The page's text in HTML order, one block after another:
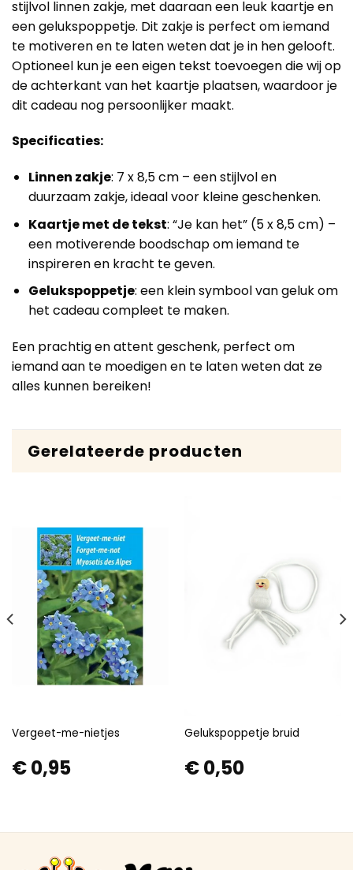
stijlvol linnen zakje, met daaraan een leuk kaartje en
een gelukspoppetje. Dit zakje is perfect om iemand
te motiveren en te laten weten dat je in hen gelooft.
Optioneel kun je een eigen tekst toevoegen die wij op
de achterkant van het kaartje plaatsen, waardoor je
dit cadeau nog persoonlijker maakt.
Specificaties:
Linnen zakje: 7 x 8,5 cm – een stijlvol en
duurzaam zakje, ideaal voor kleine geschenken.
Kaartje met de tekst: “Je kan het” (5 x 8,5 cm) –
een motiverende boodschap om iemand te
inspireren en kracht te geven.
Gelukspoppetje: een klein symbool van geluk om
het cadeau compleet te maken.
Een prachtig en attent geschenk, perfect om
iemand aan te moedigen en te laten weten dat ze
alles kunnen bereiken!
Gerelateerde producten
Vergeet-me-nietjes
€0,95
Gelukspoppetje bruid
€0,50